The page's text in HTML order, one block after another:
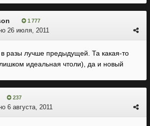
1 777
26 июля, 2011
разы лучше предыдущей. Та какая-то
идеальная чтоли), да и новый
237
6 августа, 2011